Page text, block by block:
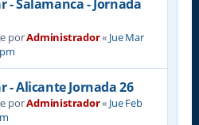
- Salamanca - Jornada
porAdministrador« Jue Mar
- Alicante Jornada 26
porAdministrador« Jue Feb